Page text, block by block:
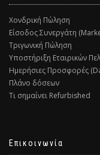
Χονδρική Πώληση
Είσοδος Συνεργάτη
Τριγωνική Πώληση
Υποστήριξη Εταιρικών
Ημερήσιες Προσφορές
Πλάνο δόσεων
Τι σημαίνει Refurbished
Επικοινωνία